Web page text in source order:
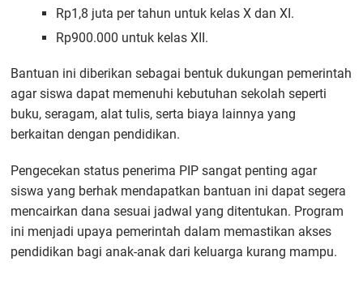
Rp1,8 juta per tahun untuk kelas X dan XI.
Rp900.000 untuk kelas XII.
Bantuan ini diberikan sebagai bentuk dukungan pemerintah
agar siswa dapat memenuhi kebutuhan sekolah seperti
buku, seragam, alat tulis, serta biaya lainnya yang
berkaitan dengan pendidikan.
Pengecekan status penerima PIP sangat penting agar
siswa yang berhak mendapatkan bantuan ini dapat segera
mencairkan dana sesuai jadwal yang ditentukan. Program
ini menjadi upaya pemerintah dalam memastikan akses
pendidikan bagi anak-anak dari keluarga kurang mampu.